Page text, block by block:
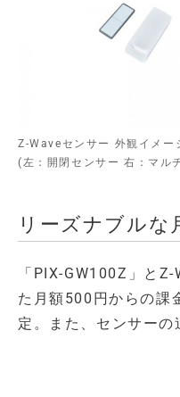
Z-Waveセンサー 外観イメー
(左：開閉センサー 右：マル
リーズナブルな
「PIX-GW100Z」と
た月額500円からの課
定。また、センサーの